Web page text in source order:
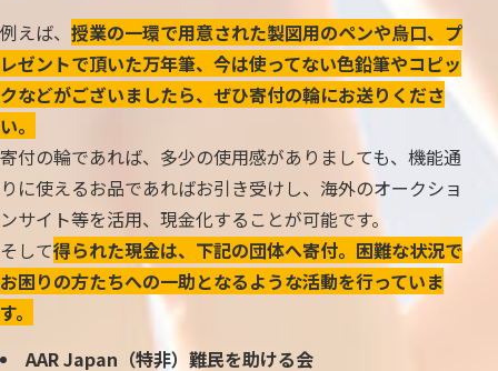
例えば、 授業の一環で用意された製図用のペンや烏口、プ
レゼントで頂いた万年筆、今は使ってない色鉛筆やコピッ
クなどがございましたら、ぜひ寄付の輪にお送りくださ
い。
寄付の輪であれば、多少の使用感がありましても、機能通
りに使えるお品であればお引き受けし、海外のオークショ
ンサイト等を活用、現金化することが可能です。
そして得られた現金は、下記の団体へ寄付。困難な状況で
お困りの方たちへの一助となるような活動を行っていま
す。
AAR Japan（特非）難民を助ける会